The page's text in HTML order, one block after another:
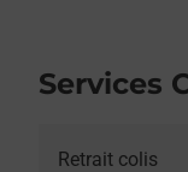
Services
Retrait colis